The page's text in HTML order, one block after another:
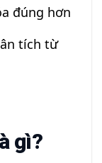
đúng hơn
tích từ
gì?